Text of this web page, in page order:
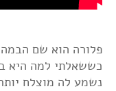
פלורה הוא שם
כששאלתי למה היא
נשמע לה מוצלח